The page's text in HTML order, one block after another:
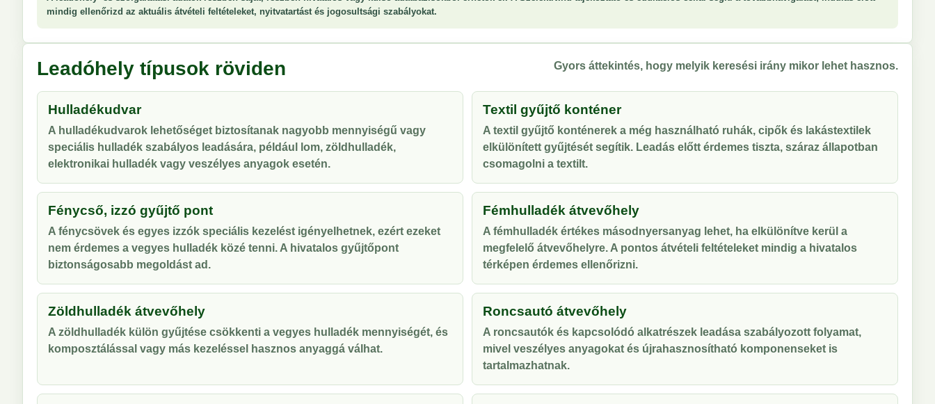
mindig ellenőrizd az aktuális átvételi feltételeket, nyitvatartást és jogosultsági szabályokat.
Leadóhely típusok röviden Gyors áttekintés, hogy melyik keresési irány mikor lehet hasznos.
Hulladékudvar
A hulladékudvarok lehetőséget biztosítanak nagyobb mennyiségű vagy
speciális hulladék szabályos leadására, például lom, zöldhulladék,
elektronikai hulladék vagy veszélyes anyagok esetén.
Textil gyűjtő konténer
A textil gyűjtő konténerek a még használható ruhák, cipők és lakástextilek
elkülönített gyűjtését segítik. Leadás előtt érdemes tiszta, száraz állapotban
csomagolni a textilt.
Fénycső, izzó gyűjtő pont
A fénycsövek és egyes izzók speciális kezelést igényelhetnek, ezért ezeket
nem érdemes a vegyes hulladék közé tenni. A hivatalos gyűjtőpont
biztonságosabb megoldást ad.
Fémhulladék átvevőhely
A fémhulladék értékes másodnyersanyag lehet, ha elkülönítve kerül a
megfelelő átvevőhelyre. A pontos átvételi feltételeket mindig a hivatalos
térképen érdemes ellenőrizni.
Zöldhulladék átvevőhely
A zöldhulladék külön gyűjtése csökkenti a vegyes hulladék mennyiségét, és
komposztálással vagy más kezeléssel hasznos anyaggá válhat.
Roncsautó átvevőhely
A roncsautók és kapcsolódó alkatrészek leadása szabályozott folyamat,
mivel veszélyes anyagokat és újrahasznosítható komponenseket is
tartalmazhatnak.